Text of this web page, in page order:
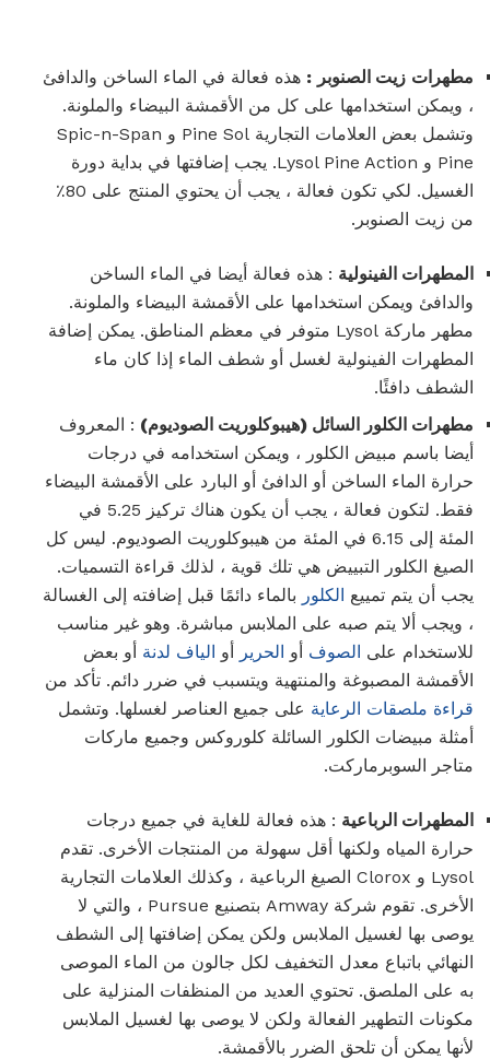
مطهرات زيت الصنوبر : هذه فعالة في الماء الساخن والدافئ
، ويمكن استخدامها على كل من الأقمشة البيضاء والملونة.
وتشمل بعض العلامات التجارية Pine Sol و Spic-n-Span
Pine و Lysol Pine Action. يجب إضافتها في بداية دورة
الغسيل. لكي تكون فعالة ، يجب أن يحتوي المنتج على 80٪
من زيت الصنوبر.
المطهرات الفينولية : هذه فعالة أيضا في الماء الساخن
والدافئ ويمكن استخدامها على الأقمشة البيضاء والملونة.
مطهر ماركة Lysol متوفر في معظم المناطق. يمكن إضافة
المطهرات الفينولية لغسل أو شطف الماء إذا كان ماء
الشطف دافئًا.
مطهرات الكلور السائل (هيبوكلوريت الصوديوم) : المعروف
أيضا باسم مبيض الكلور ، ويمكن استخدامه في درجات
حرارة الماء الساخن أو الدافئ أو البارد على الأقمشة البيضاء
فقط. لتكون فعالة ، يجب أن يكون هناك تركيز 5.25 في
المئة إلى 6.15 في المئة من هيبوكلوريت الصوديوم. ليس كل
الصيغ الكلور التبييض هي تلك قوية ، لذلك قراءة التسميات.
يجب أن يتم تمييع الكلور بالماء دائمًا قبل إضافته إلى الغسالة
، ويجب ألا يتم صبه على الملابس مباشرة. وهو غير مناسب
للاستخدام على الصوف أو الحرير أو الياف لدنة أو بعض
الأقمشة المصبوغة والمنتهية ويتسبب في ضرر دائم. تأكد من
قراءة ملصقات الرعاية على جميع العناصر لغسلها. وتشمل
أمثلة مبيضات الكلور السائلة كلوروكس وجميع ماركات
متاجر السوبرماركت.
المطهرات الرباعية : هذه فعالة للغاية في جميع درجات
حرارة المياه ولكنها أقل سهولة من المنتجات الأخرى. تقدم
Lysol و Clorox الصيغ الرباعية ، وكذلك العلامات التجارية
الأخرى. تقوم شركة Amway بتصنيع Pursue ، والتي لا
يوصى بها لغسيل الملابس ولكن يمكن إضافتها إلى الشطف
النهائي باتباع معدل التخفيف لكل جالون من الماء الموصى
به على الملصق. تحتوي العديد من المنظفات المنزلية على
مكونات التطهير الفعالة ولكن لا يوصى بها لغسيل الملابس
لأنها يمكن أن تلحق الضرر بالأقمشة.